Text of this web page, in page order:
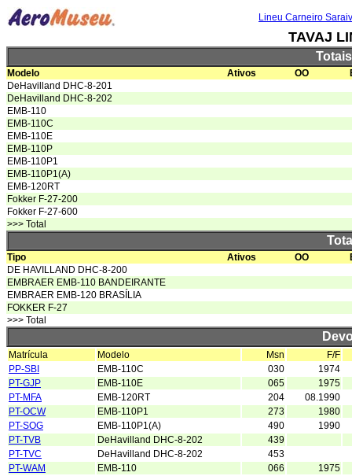
Lineu Carneiro
TAVAJ
Modelo Ativos OO
DeHavilland DHC-8-201
DeHavilland DHC-8-202
EMB-110
EMB-110C
EMB-110E
EMB-110P
EMB-110P1
EMB-110P1(A)
EMB-120RT
Fokker F-27-200
Fokker F-27-600
>>> Total
Tipo Ativos OO
DE HAVILLAND DHC-8-200
EMBRAER EMB-110 BANDEIRANTE
EMBRAER EMB-120 BRASÍLIA
FOKKER F-27
>>> Total
Matrícula Modelo Msn
F/F
PP-SBI
EMB-110C 030
1974
PT-GJP
EMB-110E 065
1975
PT-MFA
EMB-120RT 204
08.1990
PT-OCW
EMB-110P1 273
1980
PT-SOG
EMB-110P1(A) 490
1990
PT-TVB
DeHavilland DHC-8-202
439
PT-TVC
DeHavilland DHC-8-202
453
PT-WAM
EMB-110 066
1975